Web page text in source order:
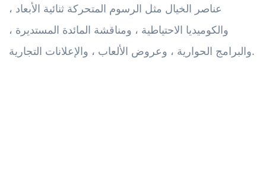
عناصر الخيال مثل الرسوم المتحركة ثنائية الأبعاد ،
والكوميديا ​​الاحتياطية ، ومناقشة المائدة المستديرة ،
والبرامج الحوارية ، وعروض الألعاب ، والإعلانات التجارية.